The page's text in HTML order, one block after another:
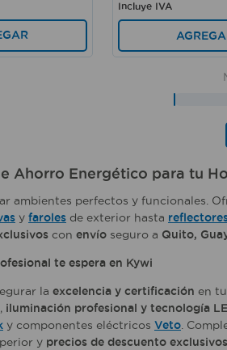
Incluye IVA
Ahorro Energético para tu
ambientes perfectos y funcionales.
y faroles de exterior hasta
con envío seguro a Quito,
te espera en Kywi
la excelencia y certificación en
iluminación profesional y tecnología
y componentes eléctricos Veto .
y precios de descuento